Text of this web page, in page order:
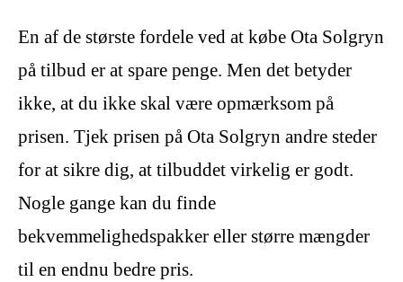
En af de største fordele ved at købe Ota Solgryn
på tilbud er at spare penge. Men det betyder
ikke, at du ikke skal være opmærksom på
prisen. Tjek prisen på Ota Solgryn andre steder
for at sikre dig, at tilbuddet virkelig er godt.
Nogle gange kan du finde
bekvemmelighedspakker eller større mængder
til en endnu bedre pris.